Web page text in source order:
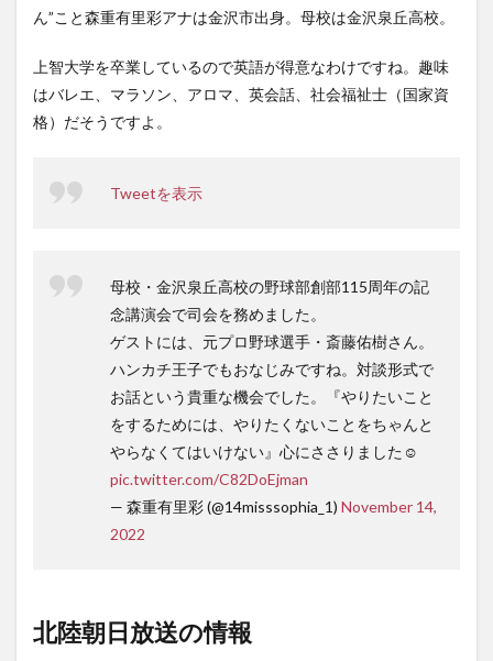
ん”こと森重有里彩アナは金沢市出身。母校は金沢泉丘高校。
上智大学を卒業しているので英語が得意なわけですね。趣味
はバレエ、マラソン、アロマ、英会話、社会福祉士（国家資
格）だそうですよ。
Tweetを表示
母校・金沢泉丘高校の野球部創部115周年の記
念講演会で司会を務めました。
ゲストには、元プロ野球選手・斎藤佑樹さん。
ハンカチ王子でもおなじみですね。対談形式で
お話という貴重な機会でした。『やりたいこと
をするためには、やりたくないことをちゃんと
やらなくてはいけない』心にささりました☺
pic.twitter.com/C82DoEjman
— 森重有里彩 (@14misssophia_1) November 14,
2022
北陸朝日放送の情報